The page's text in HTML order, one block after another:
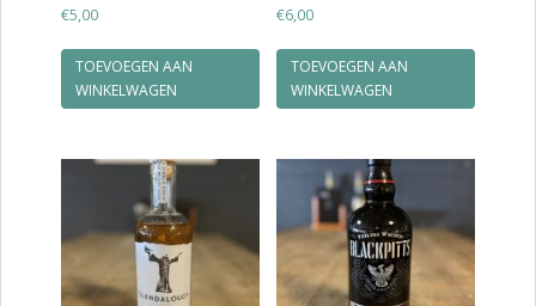
€5,00
TOEVOEGEN AAN
WINKELWAGEN
€6,00
TOEVOEGEN AAN
WINKELWAGEN